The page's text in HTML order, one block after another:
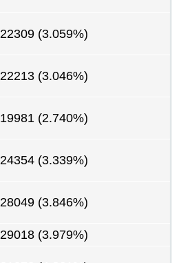
22309 (3.059%)
22213 (3.046%)
19981 (2.740%)
24354 (3.339%)
28049 (3.846%)
29018 (3.979%)